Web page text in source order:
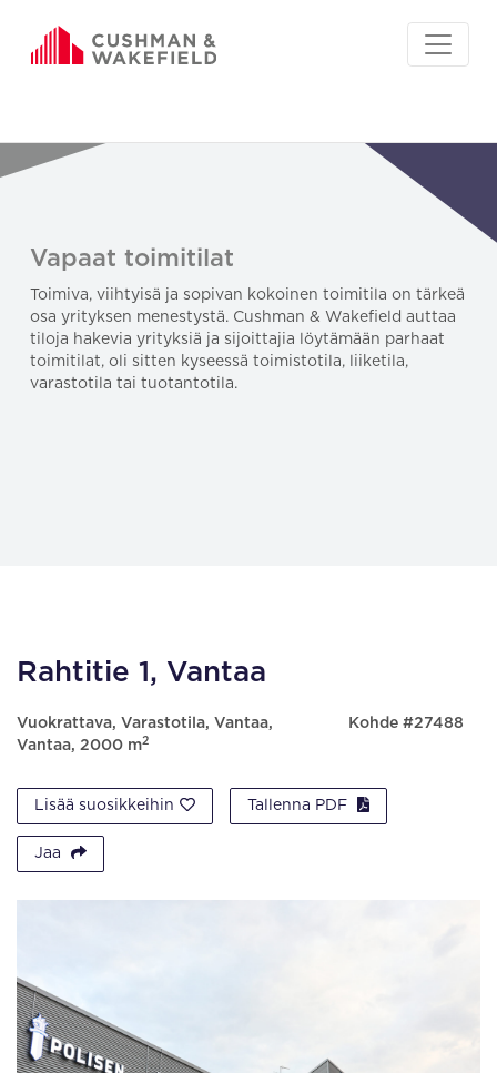
Vapaat toimitilat
Toimiva, viihtyisä ja sopivan kokoinen toimitila on tärkeä
osa yrityksen menestystä. Cushman & Wakefield auttaa
tiloja hakevia yrityksiä ja sijoittajia löytämään parhaat
toimitilat, oli sitten kyseessä toimistotila, liiketila,
varastotila tai tuotantotila.
Rahtitie 1, Vantaa
Vuokrattava, Varastotila, Vantaa,
Vantaa, 2000 m2
Kohde #27488
Lisää suosikkeihin Tallenna PDF
Jaa